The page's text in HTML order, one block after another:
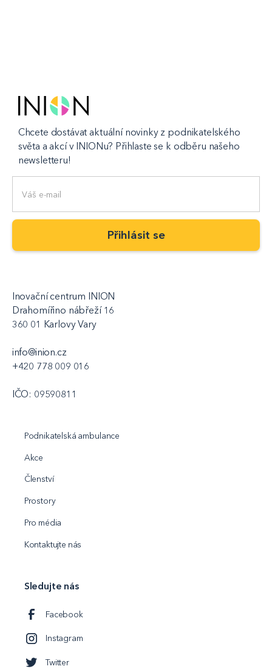
Chcete dostávat aktuální novinky z podnikatelského
světa a akcí v INIONu? Přihlaste se k odběru našeho
newsletteru!
Inovační centrum INION
Drahomířino nábřeží 16
360 01 Karlovy Vary
info@inion.cz
+420 778 009 016
IČO: 09590811
Podnikatelská ambulance
Akce
Členství
Prostory
Pro média
Kontaktujte nás
Sledujte nás
Facebook
Instagram
Twitter